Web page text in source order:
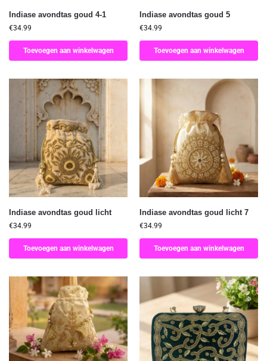
Indiase avondtas goud 4-1
€34.99
Toevoegen aan winkelwagen
Indiase avondtas goud 5
€34.99
Toevoegen aan winkelwagen
Indiase avondtas goud licht
€34.99
Toevoegen aan winkelwagen
Indiase avondtas goud licht 7
€34.99
Toevoegen aan winkelwagen